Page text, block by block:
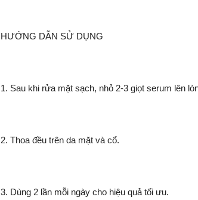
HƯỚNG DẪN SỬ DỤNG
1. Sau khi rửa mặt sạch, nhỏ 2-3 giọt serum lên
2. Thoa đều trên da mặt và cổ.
3. Dùng 2 lần mỗi ngày cho hiệu quả tối ưu.